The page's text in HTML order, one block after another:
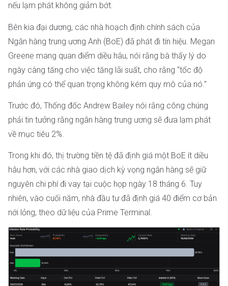
nếu lạm phát không giảm bớt.
Bên kia đại dương, các nhà hoạch định chính sách của
Ngân hàng trung ương Anh (BoE) đã phát đi tín hiệu. Megan
Greene mang quan điểm diều hâu, nói rằng bà thấy lý do
ngày càng tăng cho việc tăng lãi suất, cho rằng “tốc độ
phản ứng có thể quan trọng không kém quy mô của nó.”
Trước đó, Thống đốc Andrew Bailey nói rằng công chúng
phải tin tưởng rằng ngân hàng trung ương sẽ đưa lạm phát
về mục tiêu 2%.
Trong khi đó, thị trường tiền tệ đã định giá một BoE ít diều
hâu hơn, với các nhà giao dịch kỳ vọng ngân hàng sẽ giữ
nguyên chi phí đi vay tại cuộc họp ngày 18 tháng 6. Tuy
nhiên, vào cuối năm, nhà đầu tư đã định giá 40 điểm cơ bản
nới lỏng, theo dữ liệu của Prime Terminal.